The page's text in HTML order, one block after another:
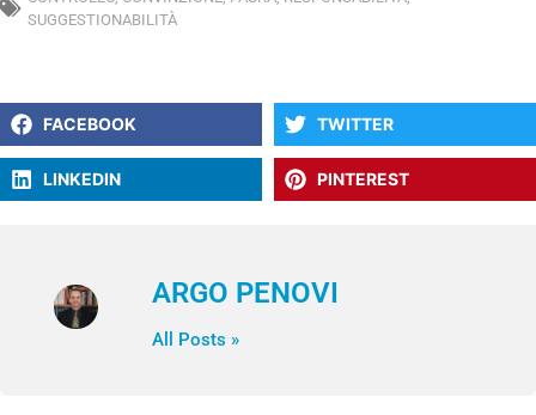
SUGGESTIONABILITÀ
FACEBOOK TWITTER
LINKEDIN PINTEREST
ARGO PENOVI
All Posts »